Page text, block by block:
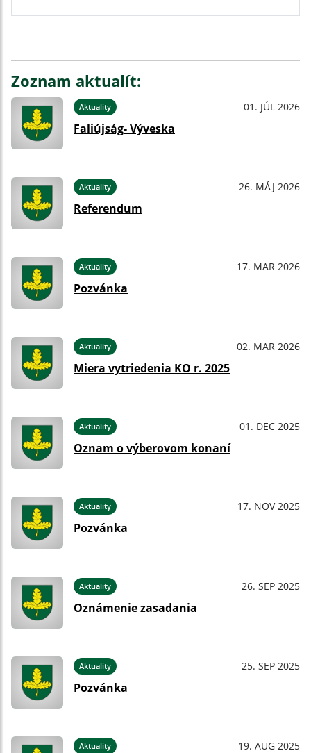
Zoznam aktualít:
Aktuality 01. JÚL 2026
Faliújság- Výveska
Aktuality 26. MÁJ 2026
Referendum
Aktuality 17. MAR 2026
Pozvánka
Aktuality 02. MAR 2026
Miera vytriedenia KO r. 2025
Aktuality 01. DEC 2025
Oznam o výberovom konaní
Aktuality 17. NOV 2025
Pozvánka
Aktuality 26. SEP 2025
Oznámenie zasadania
Aktuality 25. SEP 2025
Pozvánka
Aktuality 19. AUG 2025